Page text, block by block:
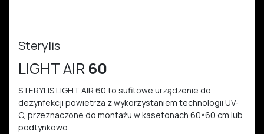
Sterylis
LIGHT AIR 60
STERYLIS LIGHT AIR 60 to sufitowe urządzenie do
dezynfekcji powietrza z wykorzystaniem technologii UV-
C, przeznaczone do montażu w kasetonach 60×60 cm lub
podtynkowo.